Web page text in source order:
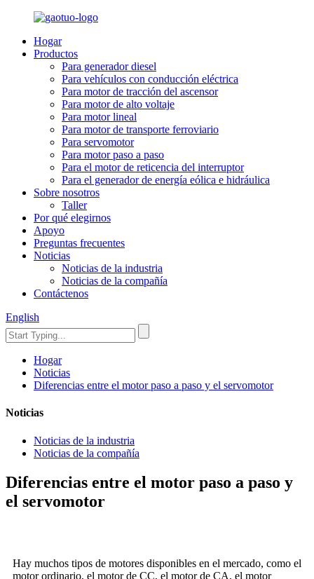
Hogar
Productos
Para generador diesel
Para vehículos con conducción eléctrica
Para motor de tracción del ascensor
Para motor de alto voltaje
Para motor lineal
Para motor de transporte ferroviario
Para servomotor
Para motor paso a paso
Para el motor de reticencia del interruptor
Para el generador de energía eólica e hidráulica
Sobre nosotros
Taller
Por qué elegirnos
Apoyo
Preguntas frecuentes
Noticias
Noticias de la industria
Noticias de la compañía
Contáctenos
English
Hogar
Noticias
Diferencias entre el motor paso a paso y el servomotor
Noticias
Noticias de la industria
Noticias de la compañía
Diferencias entre el motor paso a paso y
el servomotor
Hay muchos tipos de motores disponibles en el mercado, como el
motor ordinario, el motor de CC, el motor de CA, el motor